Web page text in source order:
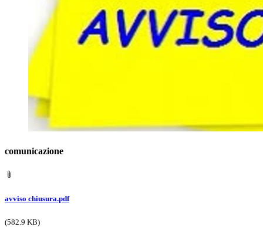
comunicazione
avviso chiusura.pdf
(582.9 KB)